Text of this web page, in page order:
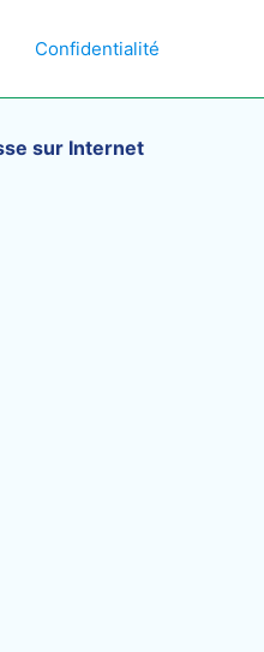
Confidentialité
sur Internet